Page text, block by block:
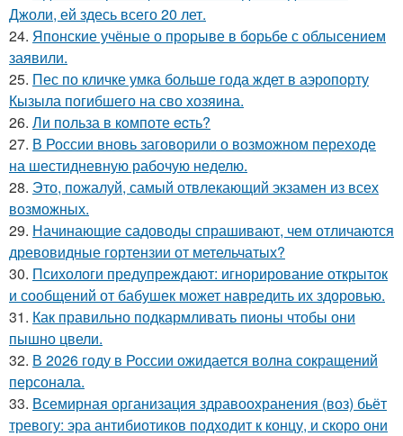
Джоли, ей здесь всего 20 лет.
24. Японские учёные о прорыве в борьбе с облысением
заявили.
25. Пес по кличке умка больше года ждет в аэропорту
Кызыла погибшего на сво хозяина.
26. Ли польза в кoмпоте ecть?
27. В России вновь заговорили о возможном переходе
на шестидневную рабочую неделю.
28. Это, пожалуй, самый отвлекающий экзамен из всех
возможных.
29. Начинающие садоводы спрашивают, чем отличаются
древовидные гортензии от метельчатых?
30. Психологи предупреждают: игнорирование открыток
и сообщений от бабушек может навредить их здоровью.
31. Как правильно подкармливать пионы чтобы они
пышно цвели.
32. В 2026 году в России ожидается волна сокращений
персонала.
33. Всемирная организация здравоохранения (воз) бьёт
тревогу: эра антибиотиков подходит к концу, и скоро они